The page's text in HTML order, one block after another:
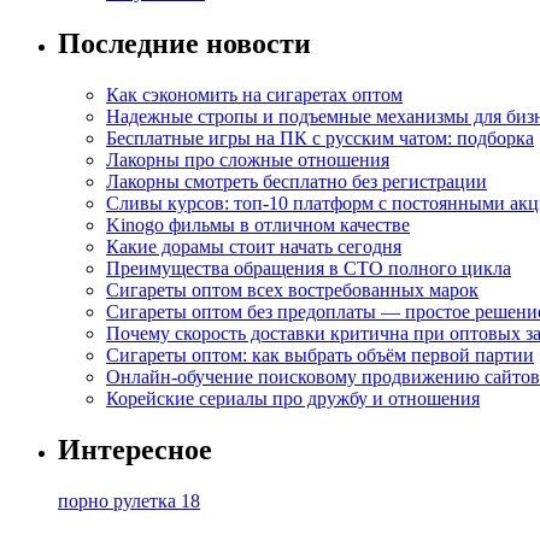
Последние новости
Как сэкономить на сигаретах оптом
Надежные стропы и подъемные механизмы для
Бесплатные игры на ПК с русским чатом: подборка
Лакорны про сложные отношения
Лакорны смотреть бесплатно без регистрации
Сливы курсов: топ-10 платформ с постоянными
Kinogo фильмы в отличном качестве
Какие дорамы стоит начать сегодня
Преимущества обращения в СТО полного цикла
Сигареты оптом всех востребованных марок
Сигареты оптом без предоплаты — простое
Почему скорость доставки критична при оптовых
Сигареты оптом: как выбрать объём первой партии
Онлайн-обучение поисковому продвижению сайтов
Корейские сериалы про дружбу и отношения
Интересное
порно рулетка 18